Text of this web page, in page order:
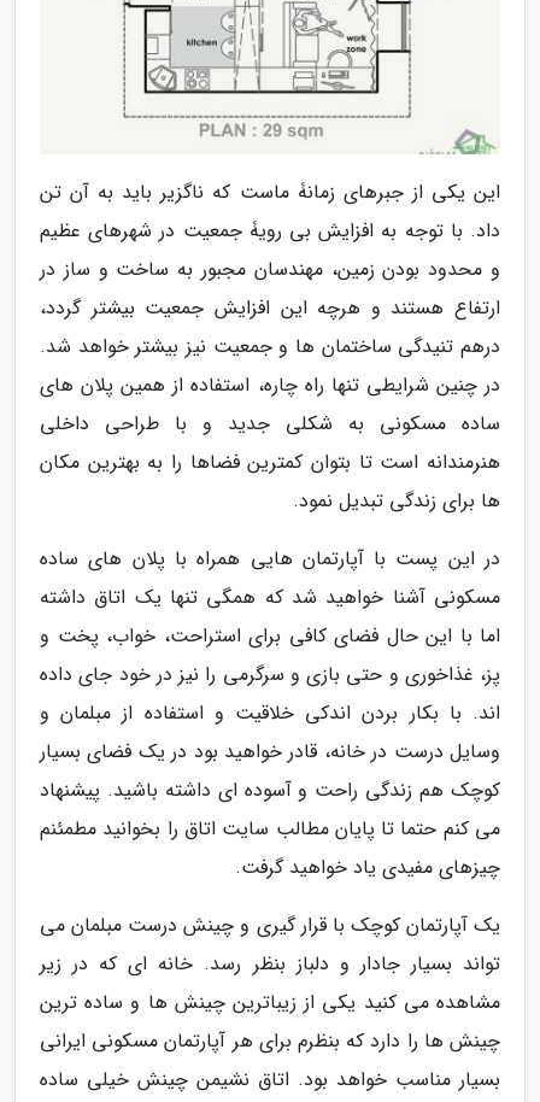
این یکی از جبرهای زمانۀ ماست که ناگزیر باید به آن تن
داد. با توجه به افزایش بی رویۀ جمعیت در شهرهای عظیم
و محدود بودن زمین، مهندسان مجبور به ساخت و ساز در
ارتفاع هستند و هرچه این افزایش جمعیت بیشتر گردد،
درهم تنیدگی ساختمان ها و جمعیت نیز بیشتر خواهد شد.
در چنین شرایطی تنها راه چاره، استفاده از همین پلان های
ساده مسکونی به شکلی جدید و با طراحی داخلی
هنرمندانه است تا بتوان کمترین فضاها را به بهترین مکان
ها برای زندگی تبدیل نمود.
در این پست با آپارتمان هایی همراه با پلان های ساده
مسکونی آشنا خواهید شد که همگی تنها یک اتاق داشته
اما با این حال فضای کافی برای استراحت، خواب، پخت و
پز، غذاخوری و حتی بازی و سرگرمی را نیز در خود جای داده
اند. با بکار بردن اندکی خلاقیت و استفاده از مبلمان و
وسایل درست در خانه، قادر خواهید بود در یک فضای بسیار
کوچک هم زندگی راحت و آسوده ای داشته باشید. پیشنهاد
می کنم حتما تا پایان مطالب سایت اتاق را بخوانید مطمئنم
چیزهای مفیدی یاد خواهید گرفت.
یک آپارتمان کوچک با قرار گیری و چینش درست مبلمان می
تواند بسیار جادار و دلباز بنظر رسد. خانه ای که در زیر
مشاهده می کنید یکی از زیباترین چینش ها و ساده ترین
چینش ها را دارد که بنظرم برای هر آپارتمان مسکونی ایرانی
بسیار مناسب خواهد بود. اتاق نشیمن چینش خیلی ساده